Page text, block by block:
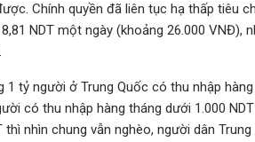
Chính quyền đã liên tục hạ thấp tiêu
NDT một ngày (khoảng 26.000 VNĐ),
tỷ người ở Trung Quốc có thu nhập
có thu nhập hàng tháng dưới 1.000
thì nhìn chung vẫn nghèo, người dân